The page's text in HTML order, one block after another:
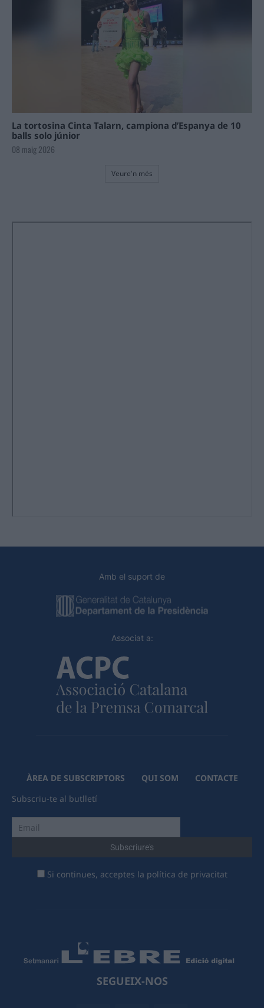
La tortosina Cinta Talarn, campiona d’Espanya de 10
balls solo júnior
08 maig 2026
Veure'n més
Amb el suport de
Associat a:
ÀREA DE SUBSCRIPTORS QUI SOM
CONTACTE
Subscriu-te al butlletí
Si continues, acceptes la política de privacitat
SEGUEIX-NOS